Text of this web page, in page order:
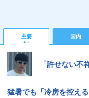
主要 国内
「許せない不
猛暑でも「冷房を控え